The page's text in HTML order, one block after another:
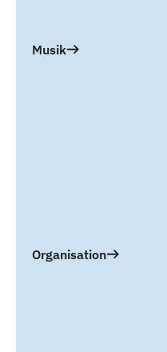
Musik
Organisation